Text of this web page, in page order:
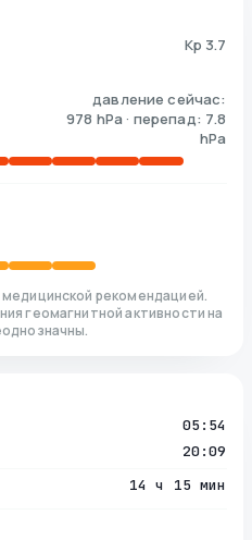
Kp 3.7
давление сейчас:
978 hPa · перепад: 7.8
hPa
рекомендацией.
геомагнитной активности на
05:54
20:09
14 ч 15 мин